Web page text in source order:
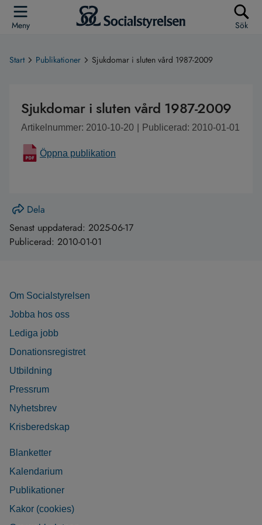
Meny Sök
Start Publikationer Sjukdomar i sluten vård 1987-2009
Sjukdomar i sluten vård 1987-2009
Artikelnummer: 2010-10-20 Publicerad: 2010-01-01
Öppna publikation
Dela
Senast uppdaterad: 2025-06-17
Publicerad: 2010-01-01
Om Socialstyrelsen
Jobba hos oss
Lediga jobb
Donationsregistret
Utbildning
Pressrum
Nyhetsbrev
Krisberedskap
Blanketter
Kalendarium
Publikationer
Kakor (cookies)